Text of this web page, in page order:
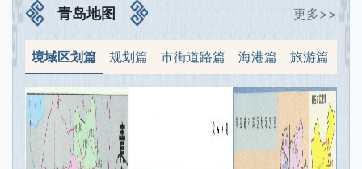
更多>>
青岛地图
境域区划篇 规划篇 市街道路篇 海港篇 旅游篇